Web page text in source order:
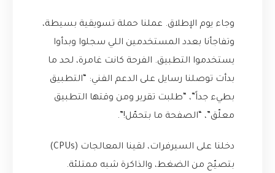
وجاء يوم الإطلاق. عملنا حملة تسويقية بسيطة،
وتفاجأنا بعدد المستخدمين اللي سجلوا وبدأوا
يستخدموا التطبيق. الفرحة كانت غامرة، لحد ما
بدأت توصلنا رسايل على الدعم الفني: “التطبيق
بطيء جداً”، “طلبت تقرير ومن وقتها التطبيق
معلّق”، “الصفحة ما بتحمّل!”.
دخلنا على السيرفرات، لقينا المعالجات (CPUs)
بتصيّح من الضغط، والذاكرة شبه ممتلئة.